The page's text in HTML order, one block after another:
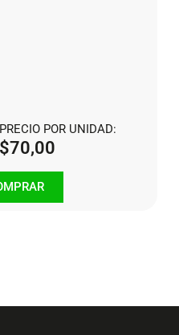
PRECIO POR UNIDAD:
$70,00